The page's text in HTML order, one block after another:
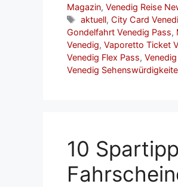
Magazin, Venedig Reise
Schlagwörter
aktuell, City Card
Gondelfahrt Venedig Pass,
Venedig, Vaporetto Ticket
Venedig Flex Pass,
Venedig
10